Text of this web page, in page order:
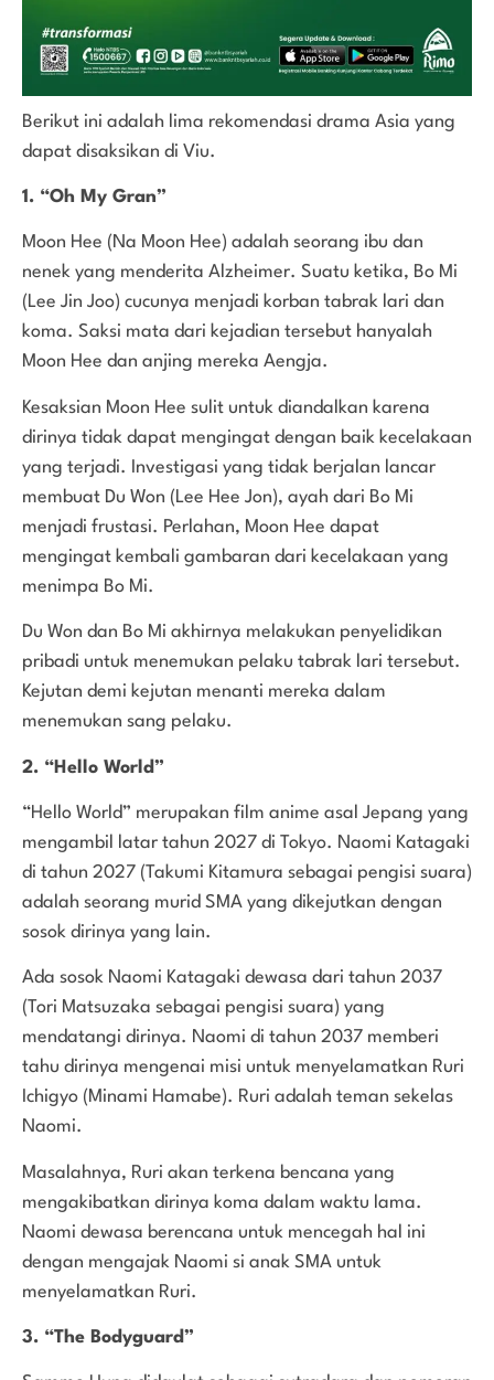
Berikut ini adalah lima rekomendasi drama Asia yang
dapat disaksikan di Viu.
1. “Oh My Gran”
Moon Hee (Na Moon Hee) adalah seorang ibu dan
nenek yang menderita Alzheimer. Suatu ketika, Bo Mi
(Lee Jin Joo) cucunya menjadi korban tabrak lari dan
koma. Saksi mata dari kejadian tersebut hanyalah
Moon Hee dan anjing mereka Aengja.
Kesaksian Moon Hee sulit untuk diandalkan karena
dirinya tidak dapat mengingat dengan baik kecelakaan
yang terjadi. Investigasi yang tidak berjalan lancar
membuat Du Won (Lee Hee Jon), ayah dari Bo Mi
menjadi frustasi. Perlahan, Moon Hee dapat
mengingat kembali gambaran dari kecelakaan yang
menimpa Bo Mi.
Du Won dan Bo Mi akhirnya melakukan penyelidikan
pribadi untuk menemukan pelaku tabrak lari tersebut.
Kejutan demi kejutan menanti mereka dalam
menemukan sang pelaku.
2. “Hello World”
“Hello World” merupakan film anime asal Jepang yang
mengambil latar tahun 2027 di Tokyo. Naomi Katagaki
di tahun 2027 (Takumi Kitamura sebagai pengisi suara)
adalah seorang murid SMA yang dikejutkan dengan
sosok dirinya yang lain.
Ada sosok Naomi Katagaki dewasa dari tahun 2037
(Tori Matsuzaka sebagai pengisi suara) yang
mendatangi dirinya. Naomi di tahun 2037 memberi
tahu dirinya mengenai misi untuk menyelamatkan Ruri
Ichigyo (Minami Hamabe). Ruri adalah teman sekelas
Naomi.
Masalahnya, Ruri akan terkena bencana yang
mengakibatkan dirinya koma dalam waktu lama.
Naomi dewasa berencana untuk mencegah hal ini
dengan mengajak Naomi si anak SMA untuk
menyelamatkan Ruri.
3. “The Bodyguard”